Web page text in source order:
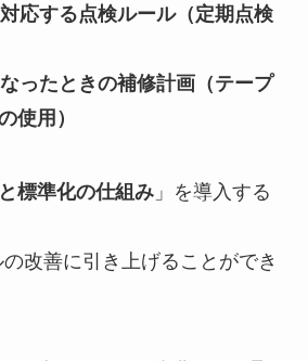
応する点検ルール（定期点検
ったときの補修計画（テープ
使用）
標準化の仕組み」を導入する
改善に引き上げることができ